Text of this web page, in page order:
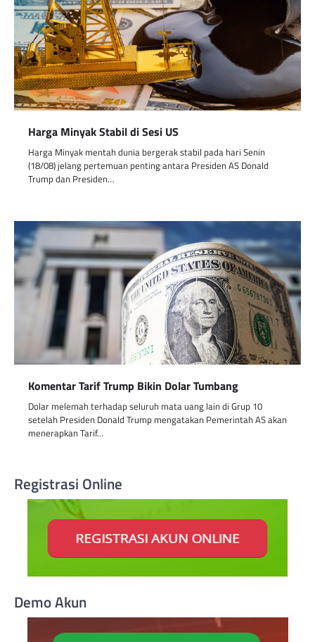
Harga Minyak Stabil di Sesi US
Harga Minyak mentah dunia bergerak stabil pada hari Senin
(18/08) jelang pertemuan penting antara Presiden AS Donald
Trump dan Presiden…
Komentar Tarif Trump Bikin Dolar Tumbang
Dolar melemah terhadap seluruh mata uang lain di Grup 10
setelah Presiden Donald Trump mengatakan Pemerintah AS akan
menerapkan Tarif…
Registrasi Online
Demo Akun